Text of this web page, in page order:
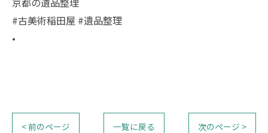
#古美術稲田屋 #遺品整理
•
< 前のページ 一覧に戻る 次のページ >